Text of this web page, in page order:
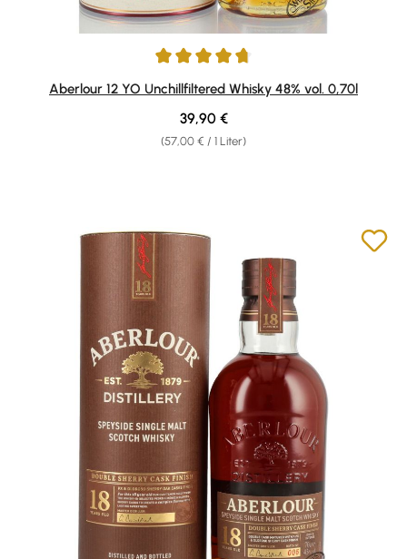
Durchschnittliche Bewertung von 4.79 von 5 Sternen
Aberlour 12 YO Unchillfiltered Whisky 48% vol. 0,70l
(57,00 € / 1 Liter)
Regulärer Preis:
39,90 €